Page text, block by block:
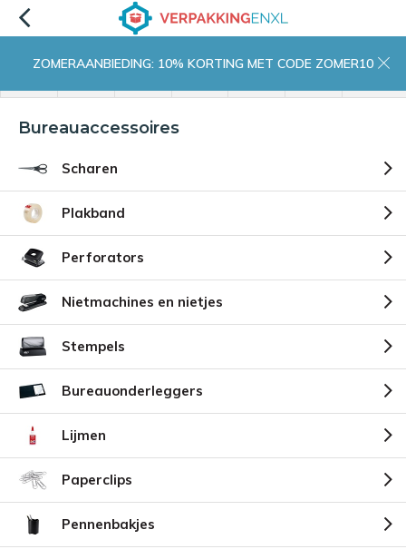
ZOMERAANBIEDING: 10% KORTING MET CODE ZOMER10
Bureauaccessoires
Scharen
Plakband
Perforators
Nietmachines en nietjes
Stempels
Bureauonderleggers
Lijmen
Paperclips
Pennenbakjes